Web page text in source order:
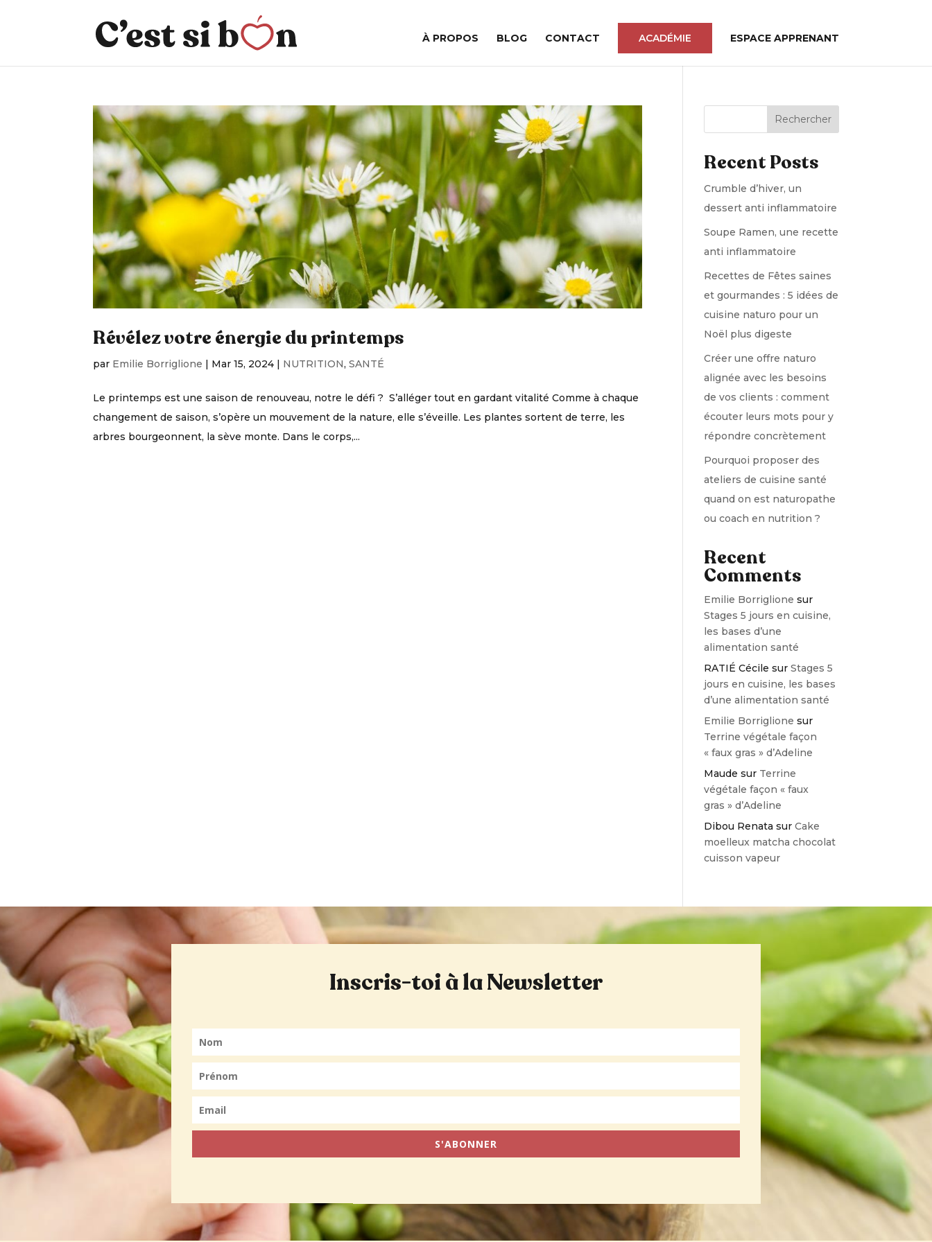
À PROPOS BLOG CONTACT ACADÉMIE ESPACE APPRENANT
Révélez votre énergie du printemps
par Emilie Borriglione | Mar 15, 2024 | NUTRITION,SANTÉ
Le printemps est une saison de renouveau, notre le défi ? S’alléger tout en gardant vitalité Comme à chaque
changement de saison, s’opère un mouvement de la nature, elle s’éveille. Les plantes sortent de terre, les
arbres bourgeonnent, la sève monte. Dans le corps,...
Rechercher
Recent Posts
Crumble d’hiver, un
dessert anti inflammatoire
Soupe Ramen, une recette
anti inflammatoire
Recettes de Fêtes saines
et gourmandes : 5 idées de
cuisine naturo pour un
Noël plus digeste
Créer une offre naturo
alignée avec les besoins
de vos clients : comment
écouter leurs mots pour y
répondre concrètement
Pourquoi proposer des
ateliers de cuisine santé
quand on est naturopathe
ou coach en nutrition ?
Recent
Comments
Emilie Borriglione sur
Stages 5 jours en cuisine,
les bases d’une
alimentation santé
RATIÉ Cécile surStages 5
jours en cuisine, les bases
d’une alimentation santé
Emilie Borriglione sur
Terrine végétale façon
« faux gras » d’Adeline
Maude sur Terrine
végétale façon « faux
gras » d’Adeline
Dibou Renata surCake
moelleux matcha chocolat
cuisson vapeur
Inscris-toi à la Newsletter
S'ABONNER